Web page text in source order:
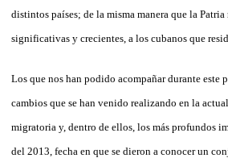
distintos países; de la misma manera que la
significativas y crecientes, a los cubanos que
Los que nos han podido acompañar durante este
cambios que se han venido realizando en la
migratoria y, dentro de ellos, los más profundos
del 2013, fecha en que se dieron a conocer un